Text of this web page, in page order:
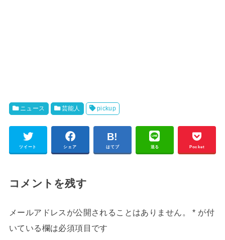
ニュース 芸能人 pickup
ツイート シェア はてブ 送る Pocket
コメントを残す
メールアドレスが公開されることはありません。 * が付
いている欄は必須項目です